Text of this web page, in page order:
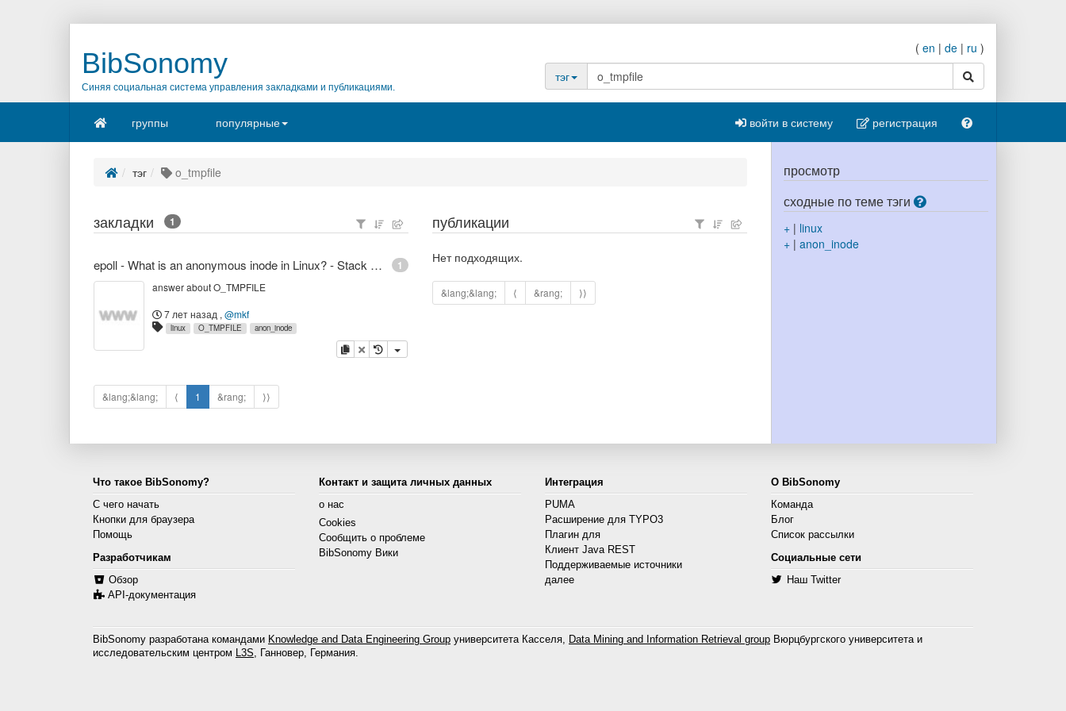
BibSonomy
Синяя социальная система управления закладками и публикациями.
( en | de | ru )
тэг
поиск
группы популярные войти в систему регистрация
тэг o_tmpfile
закладки 1
1
epoll - What is an anonymous inode in Linux? - Stack Overflow
answer about O_TMPFILE
7 лет назад , @mkf
linux O_TMPFILE anon_inode
копировать
удалить
&lang;&lang; ⟨ 1 &rang; ⟩⟩
публикации
Нет подходящих.
&lang;&lang; ⟨ &rang; ⟩⟩
просмотр
сходные по теме тэги
+| linux
+| anon_inode
Что такое BibSonomy?
С чего начать
Кнопки для браузера
Помощь
Разработчикам
Обзор
API-документация
Контакт и защита личных данных
о нас
Cookies
Сообщить о проблеме
BibSonomy Вики
Интеграция
PUMA
Расширение для TYPO3
Плагин для
Клиент Java REST
Поддерживаемые источники
далее
О BibSonomy
Команда
Блог
Список рассылки
Социальные сети
Наш Twitter
BibSonomy разработана командами Knowledge and Data Engineering Group университета Касселя, Data Mining and Information Retrieval group Вюрцбургского университета и
исследовательским центром L3S, Ганновер, Германия.